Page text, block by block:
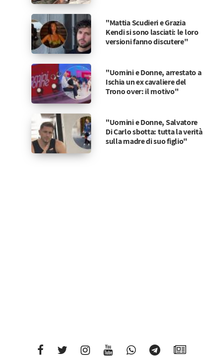
"Mattia Scudieri e Grazia
Kendi si sono lasciati: le loro
versioni fanno discutere"
"Uomini e Donne, arrestato a
Ischia un ex cavaliere del
Trono over: il motivo"
"Uomini e Donne, Salvatore
Di Carlo sbotta: tutta la verità
sulla madre di suo figlio"